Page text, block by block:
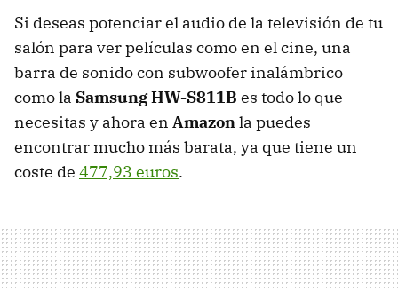
Si deseas potenciar el audio de la televisión de tu
salón para ver películas como en el cine, una
barra de sonido con subwoofer inalámbrico
como la Samsung HW-S811B es todo lo que
necesitas y ahora en Amazonla puedes
encontrar mucho más barata, ya que tiene un
coste de 477,93 euros.